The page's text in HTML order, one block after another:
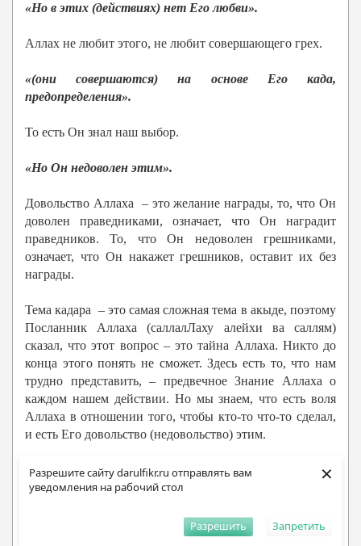
Разрешите сайту darulfikr.ru отправлять вам
уведомления на рабочий стол
Запретить
Разрешить
×
«Но в этих (действиях) нет Его любви».
Аллах не любит этого, не любит совершающего грех.
«(они совершаются) на основе Его када,
предопределения».
То есть Он знал наш выбор.
«Но Он недоволен этим».
Довольство Аллаха – это желание награды, то, что Он
доволен праведниками, означает, что Он наградит
праведников. То, что Он недоволен грешниками,
означает, что Он накажет грешников, оставит их без
награды.
Тема кадара – это самая сложная тема в акыде, поэтому
Посланник Аллаха (саллалЛаху алейхи ва саллям)
сказал, что этот вопрос – это тайна Аллаха. Никто до
конца этого понять не сможет. Здесь есть то, что нам
трудно представить, – предвечное Знание Аллаха о
каждом нашем действии. Но мы знаем, что есть воля
Аллаха в отношении того, чтобы кто-то что-то сделал,
и есть Его довольство (недовольство) этим.
«Это (эти действия) совершаются по
предопределению Аллаха, но не на основе Его